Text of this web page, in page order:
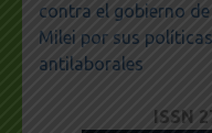
contra el gobierno de
Milei por sus políticas
antilaborales
ISSN